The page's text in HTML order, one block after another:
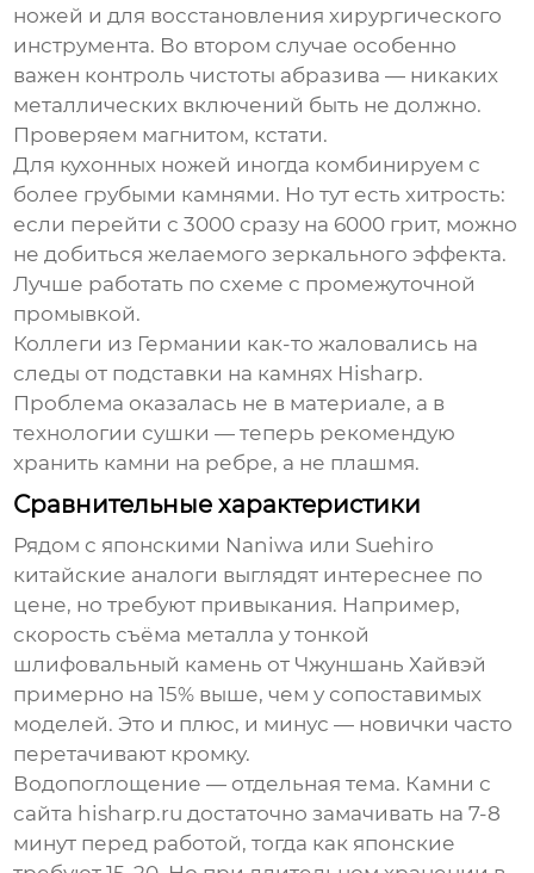
ножей и для восстановления хирургического
инструмента. Во втором случае особенно
важен контроль чистоты абразива — никаких
металлических включений быть не должно.
Проверяем магнитом, кстати.
Для кухонных ножей иногда комбинируем с
более грубыми камнями. Но тут есть хитрость:
если перейти с 3000 сразу на 6000 грит, можно
не добиться желаемого зеркального эффекта.
Лучше работать по схеме с промежуточной
промывкой.
Коллеги из Германии как-то жаловались на
следы от подставки на камнях Hisharp.
Проблема оказалась не в материале, а в
технологии сушки — теперь рекомендую
хранить камни на ребре, а не плашмя.
Сравнительные характеристики
Рядом с японскими Naniwa или Suehiro
китайские аналоги выглядят интереснее по
цене, но требуют привыкания. Например,
скорость съёма металла утонкой
шлифовальный камень от Чжуншань Хайвэй
примерно на 15% выше, чем у сопоставимых
моделей. Это и плюс, и минус — новички часто
перетачивают кромку.
Водопоглощение — отдельная тема. Камни с
сайта hisharp.ru достаточно замачивать на 7-8
минут перед работой, тогда как японские